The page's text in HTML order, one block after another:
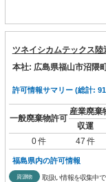
ツネイシカムテックス陸
本社: 広島県福山市沼隈
許可情報サマリー (総計:
一般廃棄物許可
産業廃棄
収運
0 件
47 件
福島県内の許可情報
資源物 取扱い情報を収集中